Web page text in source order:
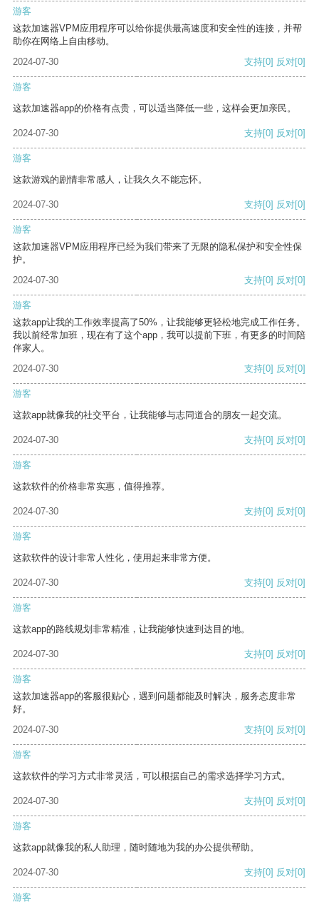
游客
这款加速器VPM应用程序可以给你提供最高速度和安全性的连接，并帮
助你在网络上自由移动。
2024-07-30
支持[0] 反对[0]
游客
这款加速器app的价格有点贵，可以适当降低一些，这样会更加亲民。
2024-07-30 支持[0] 反对[0]
游客
这款游戏的剧情非常感人，让我久久不能忘怀。
2024-07-30 支持[0] 反对[0]
游客
这款加速器VPM应用程序已经为我们带来了无限的隐私保护和安全性保
护。
2024-07-30
支持[0] 反对[0]
游客
这款app让我的工作效率提高了50%，让我能够更轻松地完成工作任务。
我以前经常加班，现在有了这个app，我可以提前下班，有更多的时间陪
伴家人。
2024-07-30
支持[0] 反对[0]
游客
这款app就像我的社交平台，让我能够与志同道合的朋友一起交流。
2024-07-30 支持[0] 反对[0]
游客
这款软件的价格非常实惠，值得推荐。
2024-07-30 支持[0] 反对[0]
游客
这款软件的设计非常人性化，使用起来非常方便。
2024-07-30 支持[0] 反对[0]
游客
这款app的路线规划非常精准，让我能够快速到达目的地。
2024-07-30 支持[0] 反对[0]
游客
这款加速器app的客服很贴心，遇到问题都能及时解决，服务态度非常
好。
2024-07-30
支持[0] 反对[0]
游客
这款软件的学习方式非常灵活，可以根据自己的需求选择学习方式。
2024-07-30 支持[0] 反对[0]
游客
这款app就像我的私人助理，随时随地为我的办公提供帮助。
2024-07-30 支持[0] 反对[0]
游客